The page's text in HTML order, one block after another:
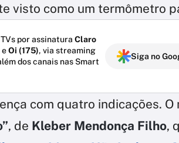
visto como um termômetro
por assinatura Claro
eOi (175), via streaming
dos canais nas Smart
Siga no
com quatro indicações. O
, de Kleber Mendonça Filho,